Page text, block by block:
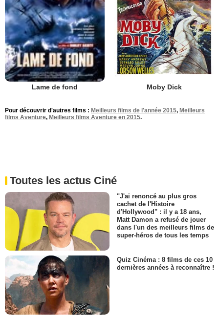
Lame de fond Moby Dick
Pour découvrir d'autres films : Meilleurs films de l'année 2015, Meilleurs
films Aventure, Meilleurs films Aventure en 2015.
Toutes les actus Ciné
"J'ai renoncé au plus gros
cachet de l'Histoire
d'Hollywood" : il y a 18 ans,
Matt Damon a refusé de jouer
dans l'un des meilleurs films de
super-héros de tous les temps
Quiz Cinéma : 8 films de ces 10
dernières années à reconnaître !